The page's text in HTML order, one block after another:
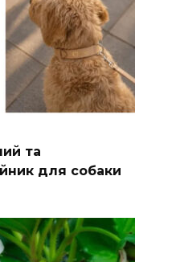
та
для собаки